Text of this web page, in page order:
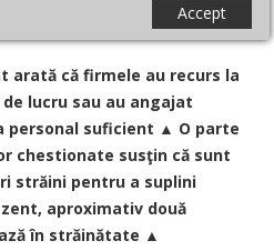
Accept
arată că firmele au recurs la
lucru sau au angajat
personal suficient ▲ O parte
chestionate susţin că sunt
străini pentru a suplini
aproximativ două
în străinătate ▲